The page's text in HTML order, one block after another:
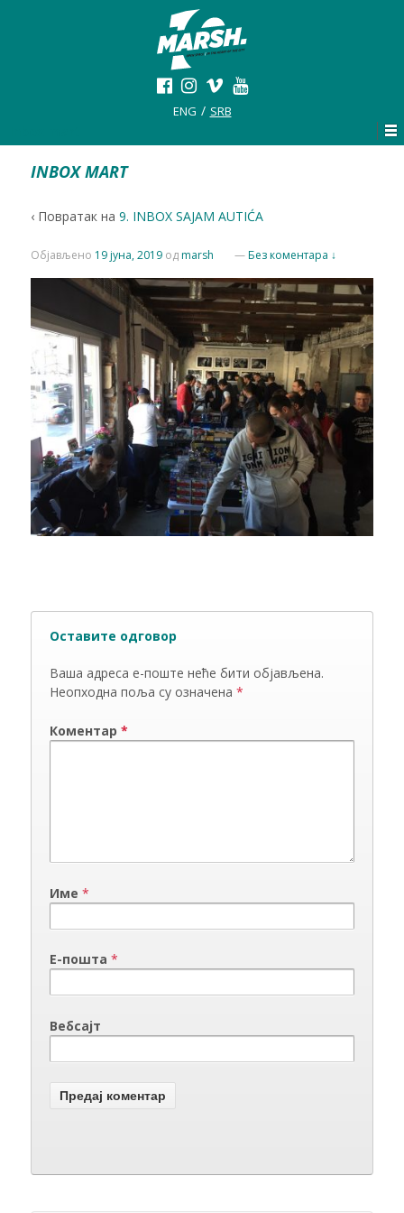
ENG SRB
INBOX MART
‹ Повратак на 9. INBOX SAJAM AUTIĆA
Објављено 19 јуна, 2019одmarsh — Без коментара ↓
Оставите одговор
Ваша адреса е-поште неће бити објављена.
Неопходна поља су означена *
Коментар *
Име *
Е-пошта *
Вебсајт